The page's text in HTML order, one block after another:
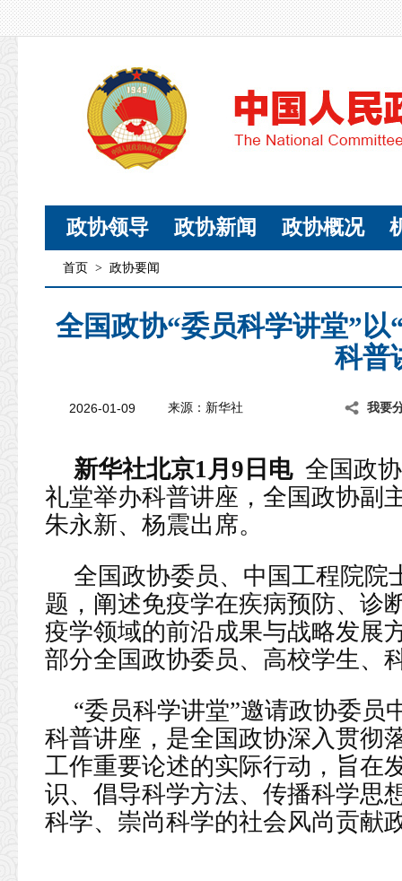
政协领导 政协新闻 政协概况
首页 > 政协要闻
全国政协“委员科学讲堂”
科普
2026-01-09 来源：新华社 我要
新华社北京1月9日电全国政协
礼堂举办科普讲座，全国政协副
朱永新、杨震出席。
全国政协委员、中国工程院院
题，阐述免疫学在疾病预防、诊
疫学领域的前沿成果与战略发展
部分全国政协委员、高校学生、
“委员科学讲堂”邀请政协委员
科普讲座，是全国政协深入贯彻
工作重要论述的实际行动，旨在
识、倡导科学方法、传播科学思
科学、崇尚科学的社会风尚贡献